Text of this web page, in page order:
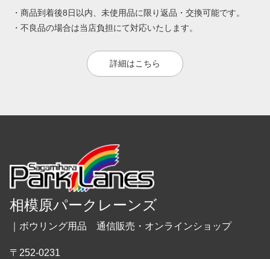
・商品到着後8日以内、未使用品に限り返品・交換可能です。
・不良品の場合は当店負担にて対応いたします。
詳細はこちら
相模原パークレーンズ
｜ボウリング用品 通信販売・オンラインショップ
〒252-0231